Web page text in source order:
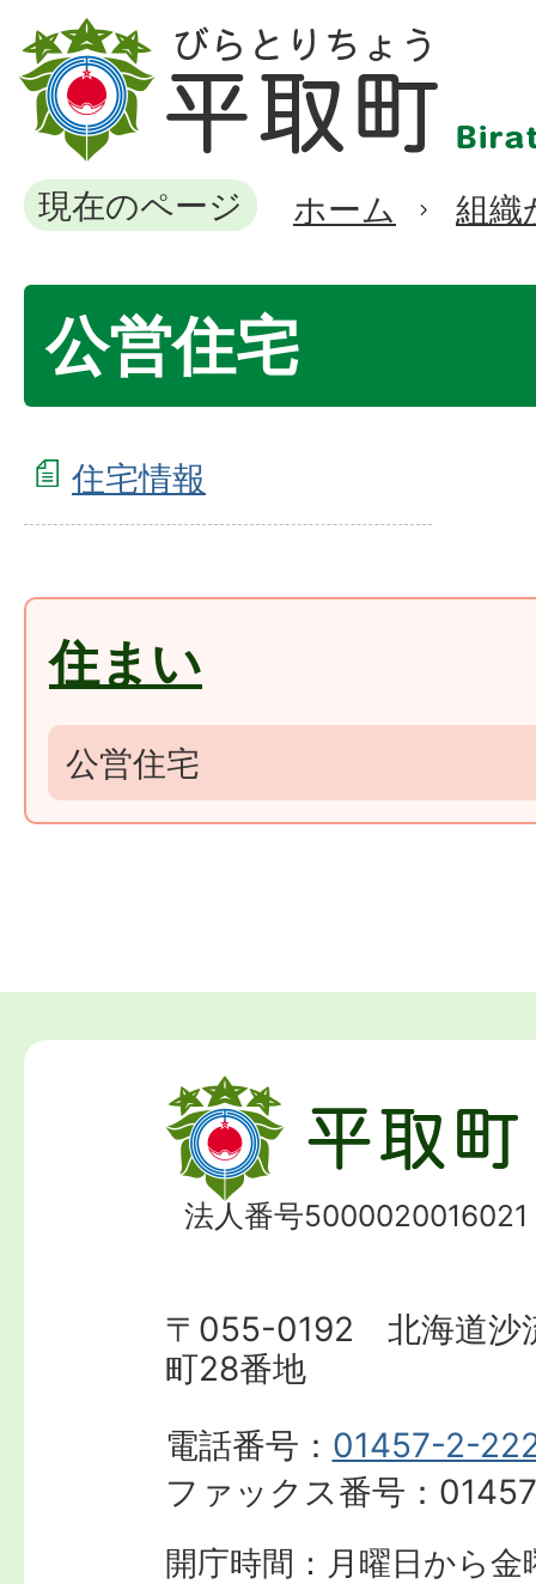
現在のページ ホーム 組織
公営住宅
住宅情報
住まい
公営住宅
法人番号5000020016021
〒055-0192 北海道沙
町28番地
電話番号： 01457-2-
ファックス番号：
開庁時間：月曜日から